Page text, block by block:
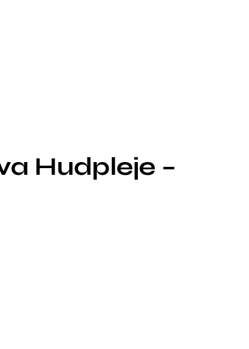
Hudpleje –